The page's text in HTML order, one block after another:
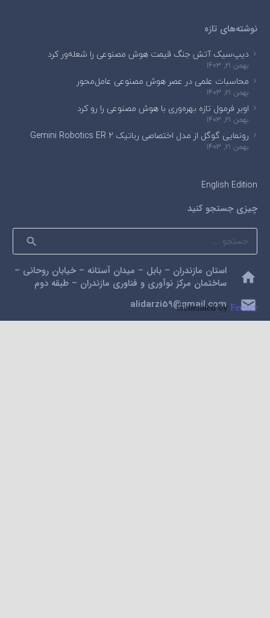
نوشته‌های تازه
دیپ‌سیک آتش جنگ قیمت هوش مصنوعی را شعله‌ور کرد
بهمن 21, 1403
محاسبات علمی در عصر هوش مصنوعی عامل‌محور
بهمن 21, 1403
اوبر فرمول تازه بهره‌وری با هوش مصنوعی را رو کرد
بهمن 21, 1403
رونمایی گوگل از مدل اختصاصی رباتیک Gemini Robotics ER 2
بهمن 21, 1403
English Edition
چیزی جستجو کنید
جستجو
برای:
home
استان مازندران – بابل – میدان آستانه – خیابان روحانی –
ساختمان مرکز نوآوری و فناوری مازندران – طبقه دوم
mail
alidarzi59@gmail.com
Generated by Feedzy